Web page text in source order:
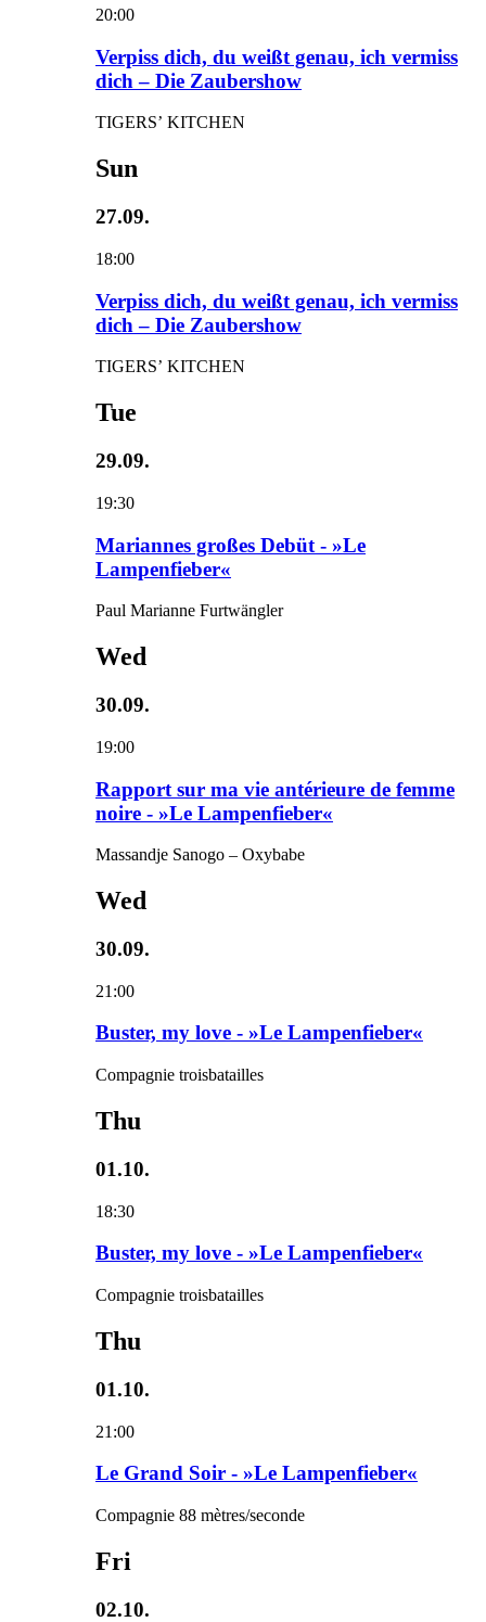
20:00
Verpiss dich, du weißt genau, ich vermiss
dich – Die Zaubershow
TIGERS’ KITCHEN
Sun
27.09.
18:00
Verpiss dich, du weißt genau, ich vermiss
dich – Die Zaubershow
TIGERS’ KITCHEN
Tue
29.09.
19:30
Mariannes großes Debüt - »Le
Lampenfieber«
Paul Marianne Furtwängler
Wed
30.09.
19:00
Rapport sur ma vie antérieure de femme
noire - »Le Lampenfieber«
Massandje Sanogo – Oxybabe
Wed
30.09.
21:00
Buster, my love - »Le Lampenfieber«
Compagnie troisbatailles
Thu
01.10.
18:30
Buster, my love - »Le Lampenfieber«
Compagnie troisbatailles
Thu
01.10.
21:00
Le Grand Soir - »Le Lampenfieber«
Compagnie 88 mètres/seconde
Fri
02.10.